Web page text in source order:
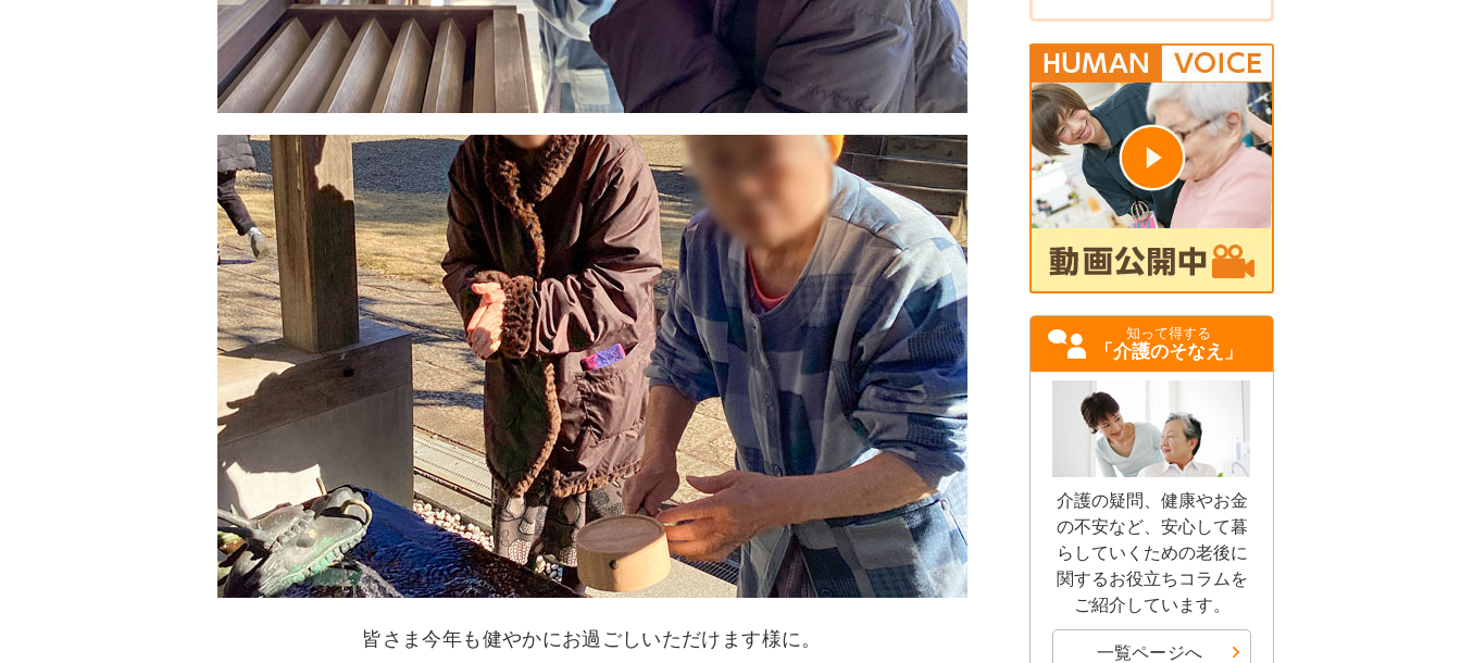
皆さま今年も健やかにお過ごしいただけます様に。
知って得する
「介護のそなえ」
介護の疑問、健康やお金
の不安など、安心して暮
らしていくための老後に
関するお役立ちコラムを
ご紹介しています。
一覧ページへ